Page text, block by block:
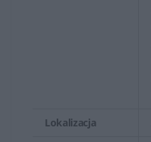
Lokalizacja